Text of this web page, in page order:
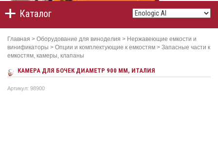
Каталог
Главная > Оборудование для виноделия > Нержавеющие емкости и
винификаторы > Опции и комплектующие к емкостям > Запасные части к
емкостям, камеры, клапаны
КАМЕРА ДЛЯ БОЧЕК ДИАМЕТР 900 ММ, ИТАЛИЯ
Артикул: 98900